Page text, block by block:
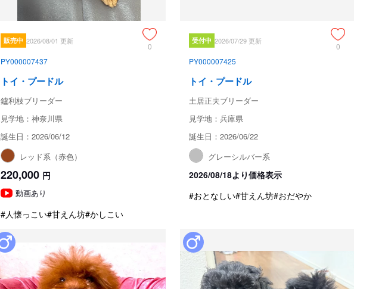
販売中 2026/08/01 更新
0
PY000007437
トイ・プードル
鑪利枝ブリーダー
見学地：神奈川県
誕生日：2026/06/12
レッド系（赤色）
220,000 円
動画あり
#人懐っこい#甘えん坊#かしこい
受付中 2026/07/29 更新
0
PY000007425
トイ・プードル
土居正夫ブリーダー
見学地：兵庫県
誕生日：2026/06/22
グレーシルバー系
2026/08/18より価格表示
#おとなしい#甘えん坊#おだやか